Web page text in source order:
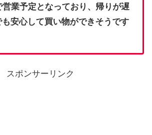
営業予定となっており、帰りが遅
も安心して買い物ができそうです
スポンサーリンク